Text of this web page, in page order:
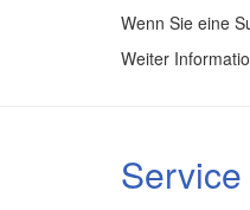
Wenn Sie eine
Weiter